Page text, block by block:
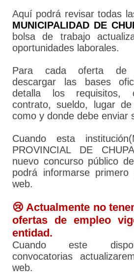
Aquí podrá revisar todas
MUNICIPALIDAD DE
bolsa de trabajo
oportunidades laborales.
Para cada oferta de
descargar las bases
detalla los requisitos,
contrato, sueldo, lugar
como y donde debe enviar
Cuando esta
PROVINCIAL DE
nuevo concurso público
podrá informarse
web.
😢 Actualmente no
ofertas de empleo
entidad.
Cuando este
convocatorias
web.